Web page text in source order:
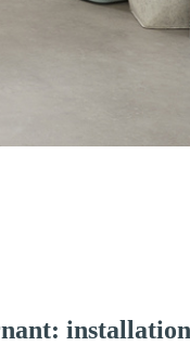
installation